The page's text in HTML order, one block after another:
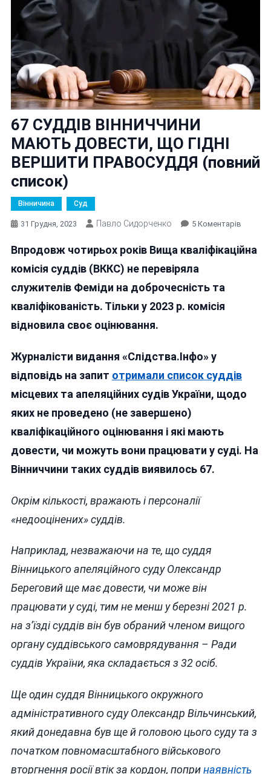
67 СУДДІВ ВІННИЧЧИНИ
МАЮТЬ ДОВЕСТИ, ЩО ГІДНІ
ВЕРШИТИ ПРАВОСУДДЯ (повний
список)
Вінничина Суд
31 Грудня, 2023 Павло Сидорченко 5 КоментарівДо
СУДДІВ
Список)
Впродовж чотирьох років Вища кваліфікаційна
комісія суддів (ВККС) не перевіряла
служителів Феміди на доброчесність та
кваліфікованість. Тільки у 2023 р. комісія
відновила своє оцінювання.
Журналісти видання «Слідства.Інфо» у
відповідь на запит отримали список суддів
місцевих та апеляційних судів України, щодо
яких не проведено (не завершено)
кваліфікаційного оцінювання і які мають
довести, чи можуть вони працювати у суді. На
Вінниччини таких суддів виявилось 67.
Окрім кількості, вражають і персоналії
«недооцінених» суддів.
Наприклад, незважаючи на те, що суддя
Вінницького апеляційного суду Олександр
Береговий ще має довести, чи може він
працювати у суді, тим не менш у березні 2021 р.
на з’їзді суддів він був обраний членом вищого
органу суддівського самоврядування – Ради
суддів України, яка складається з 32 осіб.
Ще один суддя Вінницького окружного
адміністративного суду Олександр Вільчинський,
який донедавна був ще й головою цього суду та з
початком повномасштабного військового
вторгнення росії втік за кордон, попринаявність